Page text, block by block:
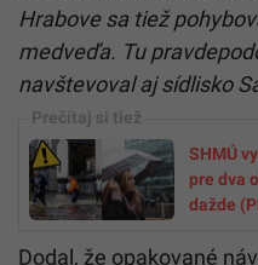
Hrabove sa tiež
medveďa. Tu
navštevoval aj sídlisko
SHMÚ
pre dva
dažde
Dodal, že opakované